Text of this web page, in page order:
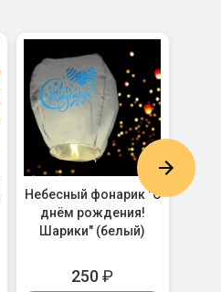
Небесный фонарик "С
днём рождения!
Шарики" (белый)
250₽